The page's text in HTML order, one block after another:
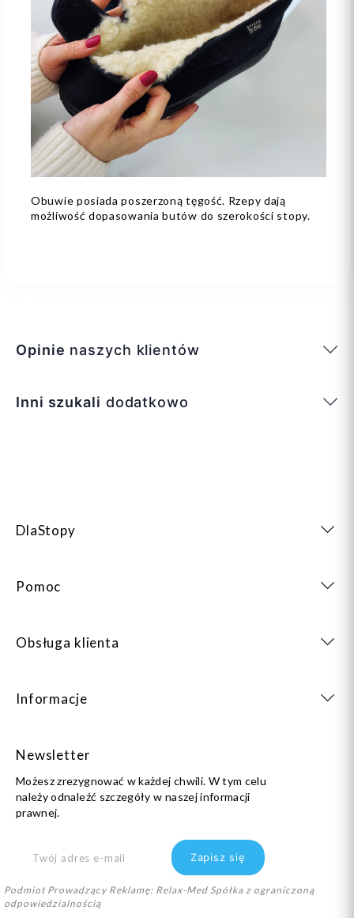
Obuwie posiada poszerzoną tęgość. Rzepy dają
możliwość dopasowania butów do szerokości stopy.
Opinie naszych klientów
Inni szukali dodatkowo
DlaStopy
Pomoc
Obsługa klienta
Informacje
Newsletter
Możesz zrezygnować w każdej chwili. W tym celu
należy odnaleźć szczegóły w naszej informacji
prawnej.
Podmiot Prowadzący Reklamę: Relax-Med Spółka z ograniczoną
odpowiedzialnością